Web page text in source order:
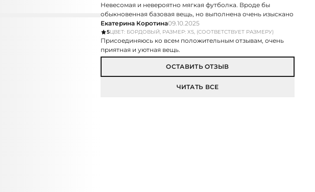
Невесомая и невероятно мягкая футболка. Вроде бы
обыкновенная базовая вещь, но выполнена очень изыскано
Екатерина Коротина09.10.2025
5ЦВЕТ: БОРДОВЫЙ, РАЗМЕР: XS, (СООТВЕТСТВУЕТ РАЗМЕРУ)
Присоединяюсь ко всем положительным отзывам, очень
приятная и уютная вещь.
ОСТАВИТЬ ОТЗЫВ
ЧИТАТЬ ВСЕ